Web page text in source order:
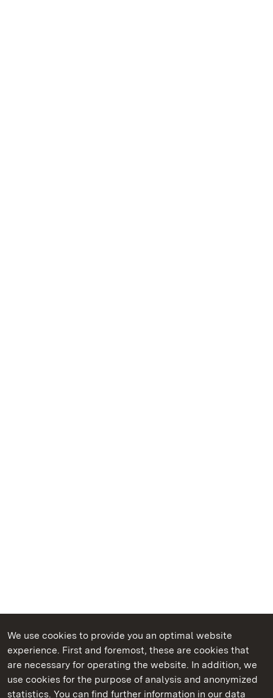
We use cookies to provide you an optimal website
experience. First and foremost, these are cookies that
are necessary for operating the website. In addition, we
use cookies for the purpose of analysis and anonymized
statistics. You can find further information in our data
State Palaces and Gardens of Baden-Wuerttemberg